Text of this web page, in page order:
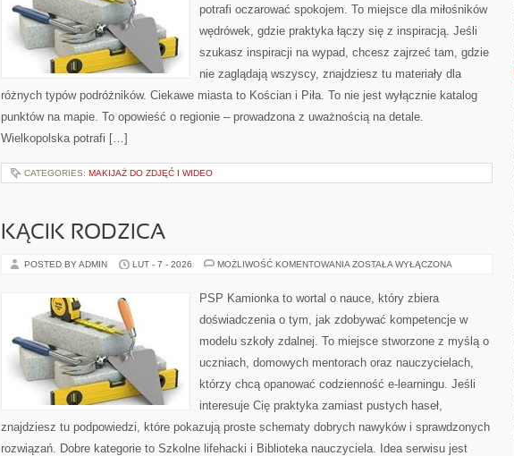
potrafi oczarować spokojem. To miejsce dla miłośników
wędrówek, gdzie praktyka łączy się z inspiracją. Jeśli
szukasz inspiracji na wypad, chcesz zajrzeć tam, gdzie
nie zaglądają wszyscy, znajdziesz tu materiały dla
różnych typów podróżników. Ciekawe miasta to Kościan i Piła. To nie jest wyłącznie katalog
punktów na mapie. To opowieść o regionie – prowadzona z uważnością na detale.
Wielkopolska potrafi […]
CATEGORIES: MAKIJAŻ DO ZDJĘĆ I WIDEO
KĄCIK RODZICA
POSTED BY ADMIN LUT - 7 - 2026 MOŻLIWOŚĆ KOMENTOWANIA KĄCIK
ZOSTAŁA WYŁĄCZONA
PSP Kamionka to wortal o nauce, który zbiera
doświadczenia o tym, jak zdobywać kompetencje w
modelu szkoły zdalnej. To miejsce stworzone z myślą o
uczniach, domowych mentorach oraz nauczycielach,
którzy chcą opanować codzienność e-learningu. Jeśli
interesuje Cię praktyka zamiast pustych haseł,
znajdziesz tu podpowiedzi, które pokazują proste schematy dobrych nawyków i sprawdzonych
rozwiązań. Dobre kategorie to Szkolne lifehacki i Biblioteka nauczyciela. Idea serwisu jest